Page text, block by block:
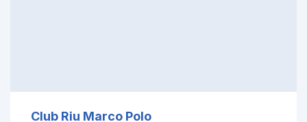
Club Riu Marco Polo